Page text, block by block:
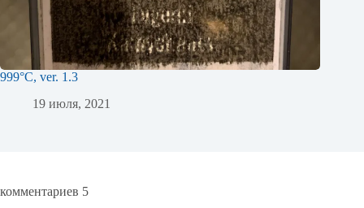
999°C, ver. 1.3
19 июля, 2021
комментариев 5